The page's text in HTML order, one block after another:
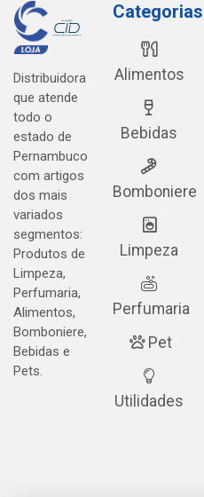
Distribuidora
que atende
todo o
estado de
Pernambuco
com artigos
dos mais
variados
segmentos:
Produtos de
Limpeza,
Perfumaria,
Alimentos,
Bomboniere,
Bebidas e
Pets.
Categorias
Alimentos
Bebidas
Bomboniere
Limpeza
Perfumaria
Pet
Utilidades